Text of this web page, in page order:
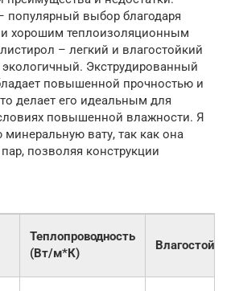
популярный выбор благодаря
и хорошим теплоизоляционным
– легкий и влагостойкий
Экструдированный
повышенной прочностью и
делает его идеальным для
повышенной влажности. Я
вату, так как она
позволяя конструкции
Теплопроводность
(Вт/м*К)